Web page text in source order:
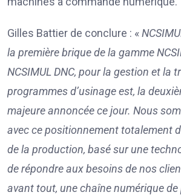
Gilles Battier de conclure : «
la première brique de la gamme
NCSIMUL DNC, pour la gestion et la
programmes d’usinage est, la
majeure annoncée ce jour. Nous
avec ce positionnement totalement
de la production, basé sur une
de répondre aux besoins de nos
avant tout, une chaîne numérique